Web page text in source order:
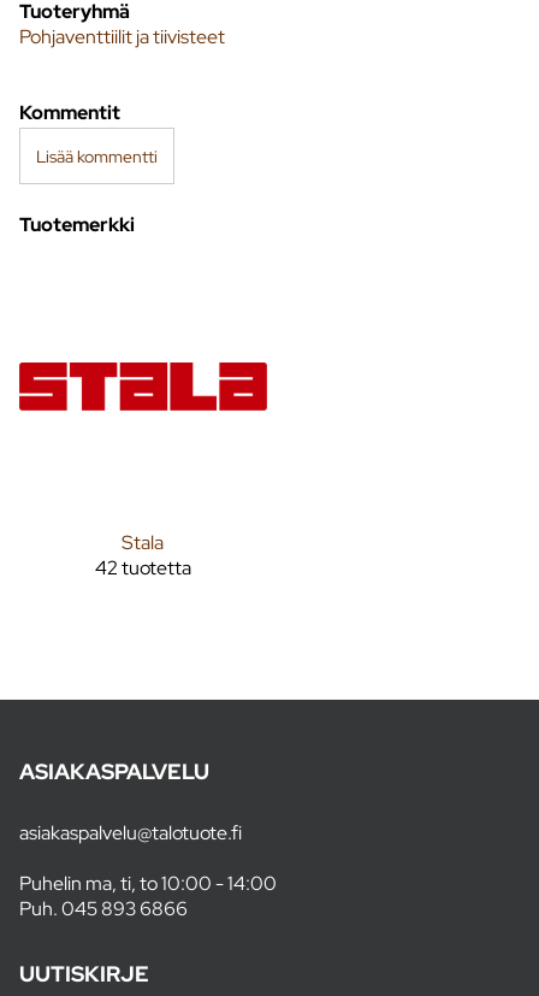
Tuoteryhmä
Pohjaventtiilit ja tiivisteet
Kommentit
Lisää kommentti
Tuotemerkki
Stala
42 tuotetta
ASIAKASPALVELU
asiakaspalvelu@talotuote.fi
Puhelin ma, ti, to 10:00 - 14:00
Puh.045 893 6866
UUTISKIRJE